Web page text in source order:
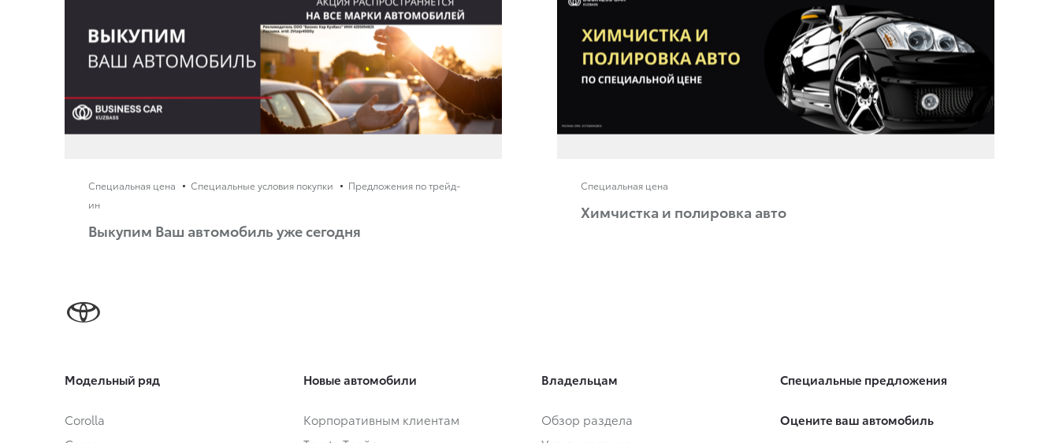
Специальная цена Специальные условия покупки
Предложения по трейд-
ин
Выкупим Ваш автомобиль уже сегодня
Специальная цена
Химчистка и полировка авто
Модельный ряд
Corolla
Новые автомобили
Корпоративным клиентам
Владельцам
Обзор раздела
Специальные предложения
Оцените ваш автомобиль